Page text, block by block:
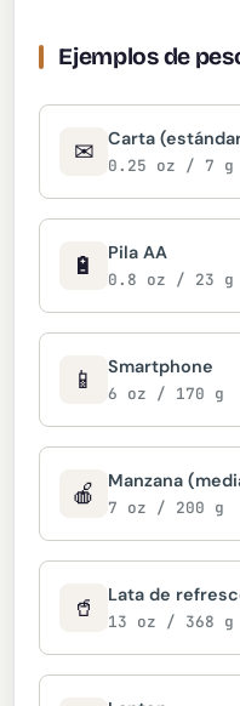
Ejemplos de
✉ Carta
0.25 oz / 7 g
🔋 Pila AA
0.8 oz / 23 g
📱 Smartphone
6 oz / 170 g
🍎 Manzana
7 oz / 200 g
🥤 Lata de
13 oz / 368 g